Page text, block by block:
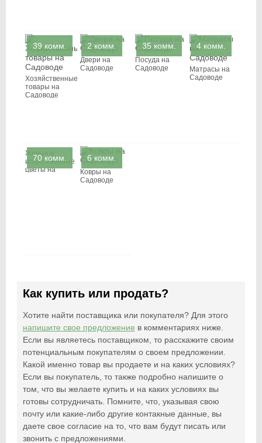
39 комм.
Хозяйственные
товары на
Садоводе
2 комм.
Двери на
Садоводе
35 комм.
Посуда на
Садоводе
4 комм.
Матрасы на
Садоводе
70 комм.
Живые и
искусственные
цветы на
6 комм.
Ковры на
Садоводе
Как купить или продать?
Хотите найти поставщика или покупателя? Для этого
напишите свое предложение в комментариях ниже.
Если вы являетесь поставщиком, то расскажите своим
потенциальным покупателям о своем предложении.
Какой именно товар вы продаете и на каких условиях?
Если вы покупатель, то также подробно напишите о
том, что вы желаете купить и на каких условиях вы
готовы сотрудничать. Помните, что, указывая свою
почту или какие-либо другие контакные данные, вы
даете свое согласие на то, что вам будут писать или
звонить с предложениями.